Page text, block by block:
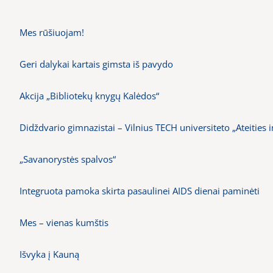
Mes rūšiuojam!
Geri dalykai kartais gimsta iš pavydo
Akcija „Bibliotekų knygų Kalėdos“
Didždvario gimnazistai – Vilnius TECH universiteto „Ateities
„Savanorystės spalvos“
Integruota pamoka skirta pasaulinei AIDS dienai paminėti
Mes – vienas kumštis
Išvyka į Kauną